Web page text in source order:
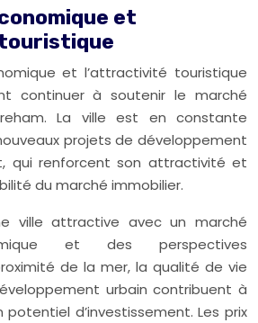
et
et l’attractivité touristique
continuer à soutenir le marché
La ville est en constante
projets de développement
qui renforcent son attractivité et
du marché immobilier.
ville attractive avec un marché
et des perspectives
de la mer, la qualité de vie
urbain contribuent à
d’investissement. Les prix